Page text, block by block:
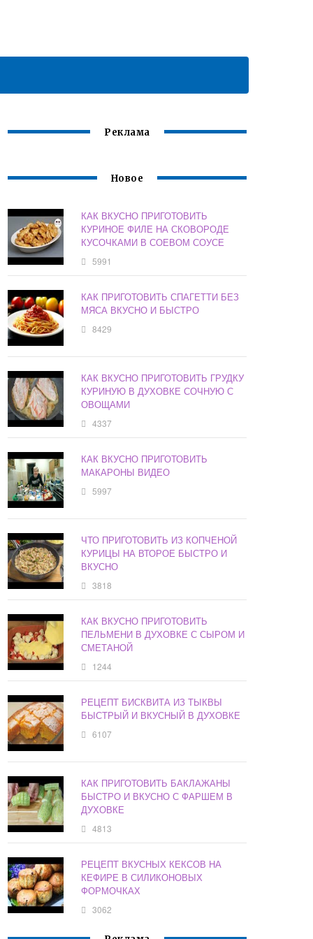
Реклама
Новое
КАК ВКУСНО ПРИГОТОВИТЬ
КУРИНОЕ ФИЛЕ НА СКОВОРОДЕ
КУСОЧКАМИ В СОЕВОМ СОУСЕ
5991
КАК ПРИГОТОВИТЬ СПАГЕТТИ БЕЗ
МЯСА ВКУСНО И БЫСТРО
8429
КАК ВКУСНО ПРИГОТОВИТЬ ГРУДКУ
КУРИНУЮ В ДУХОВКЕ СОЧНУЮ С
ОВОЩАМИ
4337
КАК ВКУСНО ПРИГОТОВИТЬ
МАКАРОНЫ ВИДЕО
5997
ЧТО ПРИГОТОВИТЬ ИЗ КОПЧЕНОЙ
КУРИЦЫ НА ВТОРОЕ БЫСТРО И
ВКУСНО
3818
КАК ВКУСНО ПРИГОТОВИТЬ
ПЕЛЬМЕНИ В ДУХОВКЕ С СЫРОМ И
СМЕТАНОЙ
1244
РЕЦЕПТ БИСКВИТА ИЗ ТЫКВЫ
БЫСТРЫЙ И ВКУСНЫЙ В ДУХОВКЕ
6107
КАК ПРИГОТОВИТЬ БАКЛАЖАНЫ
БЫСТРО И ВКУСНО С ФАРШЕМ В
ДУХОВКЕ
4813
РЕЦЕПТ ВКУСНЫХ КЕКСОВ НА
КЕФИРЕ В СИЛИКОНОВЫХ
ФОРМОЧКАХ
3062